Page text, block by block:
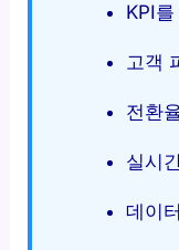
KPI
고객
전환
실시
데이